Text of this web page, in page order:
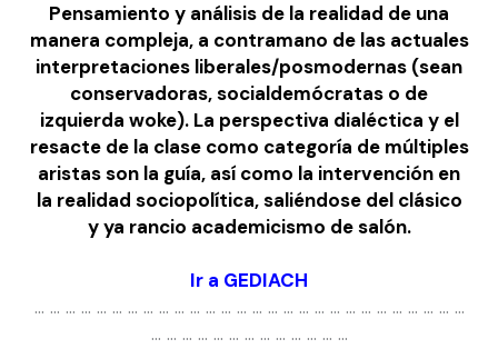
Pensamiento y análisis de la realidad de una
manera compleja, a contramano de las actuales
interpretaciones liberales/posmodernas (sean
conservadoras, socialdemócratas o de
izquierda woke). La perspectiva dialéctica y el
resacte de la clase como categoría de múltiples
aristas son la guía, así como la intervención en
la realidad sociopolítica, saliéndose del clásico
y ya rancio academicismo de salón.
Ir a GEDIACH
… … … … … … … … … … … … … … … … … … … … … … … … … … … …
… … … … … … … … … … … … …